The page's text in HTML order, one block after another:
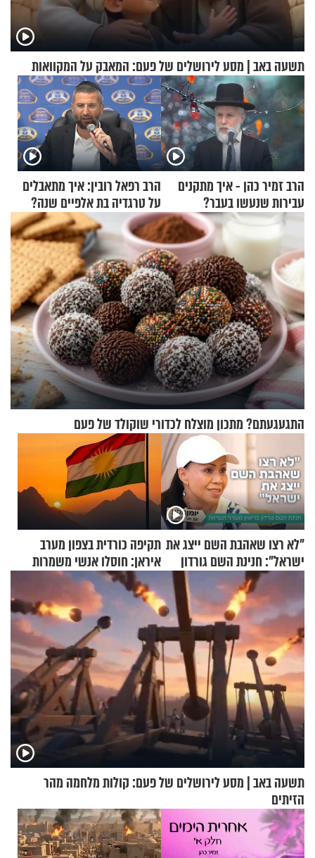
תשעה באב | מסע לירושלים של פעם: המאבק על המקוואות
הרב זמיר כהן - איך מתקנים
עבירות שנעשו בעבר?
הרב רפאל רובין: איך מתאבלים
על טרגדיה בת אלפיים שנה?
התגעגעתם? מתכון מוצלח לכדורי שוקולד של פעם
"לא רצו שאהבת השם ייצג את
ישראל": חנינת השם גורדון
בריאיון מעורר השראה
תקיפה כורדית בצפון מערב
איראן: חוסלו אנשי משמרות
המהפכה
תשעה באב | מסע לירושלים של פעם: קולות מלחמה מהר
הזיתים